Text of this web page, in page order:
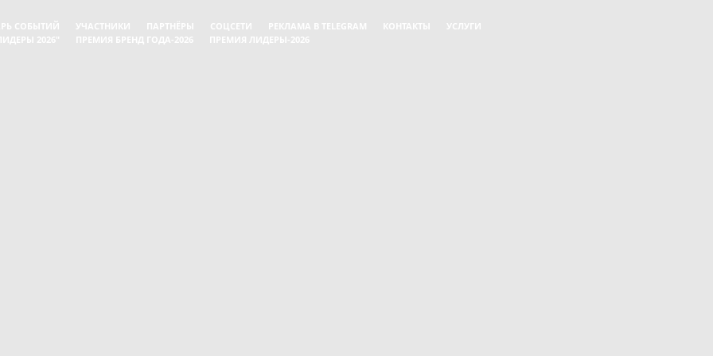
СОБЫТИЙ УЧАСТНИКИ ПАРТНЁРЫ СОЦСЕТИ РЕКЛАМА В TELEGRAM КОНТАКТЫ
УСЛУГИ
2026"
ПРЕМИЯ БРЕНД ГОДА-2026 ПРЕМИЯ ЛИДЕРЫ-2026